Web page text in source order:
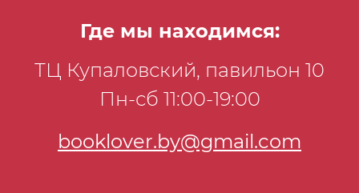
Где мы находимся:
ТЦ Купаловский, павильон 10
Пн-сб 11:00-19:00
booklover.by@gmail.com